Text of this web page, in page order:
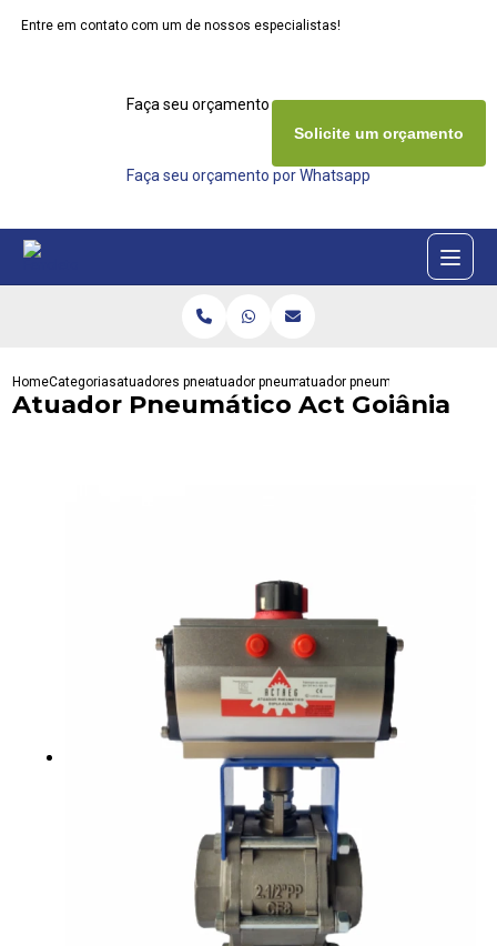
Entre em contato com um de nossos especialistas!
Faça seu orçamento agora mesmo
Faça seu orçamento por Whatsapp
Solicite um orçamento
HomeCategoriasatuadores pneumaticosatuador pneumatico duploatuador pneumatico act goiania
Atuador Pneumático Act Goiânia